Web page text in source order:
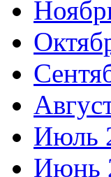
Июль
Июнь